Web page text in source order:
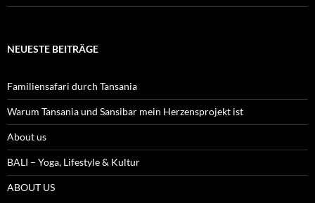
NEUESTE BEITRÄGE
Familiensafari durch Tansania
Warum Tansania und Sansibar mein Herzensprojekt ist
About us
BALI – Yoga, Lifestyle & Kultur
ABOUT US